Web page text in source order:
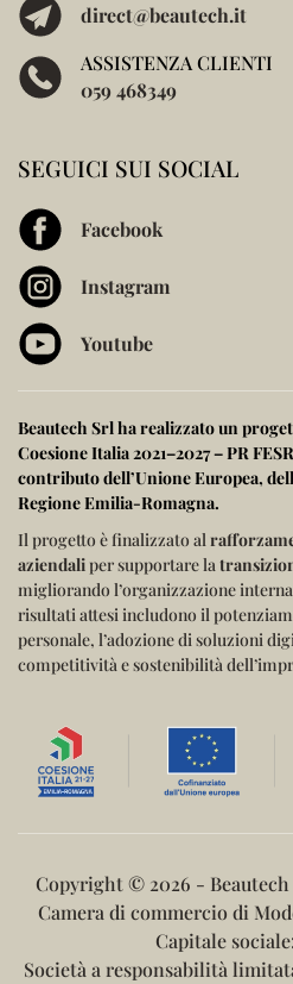
direct@beautech.it
ASSISTENZA CLIENTI
059 468349
SEGUICI SUI SOCIAL
Facebook
Instagram
Youtube
Beautech Srl ha realizzato un
Coesione Italia 2021–2027 – PR
contributo dell’Unione Europea,
Regione Emilia-Romagna.
Il progetto è finalizzato al
aziendaliper supportare la
migliorando l’organizzazione
risultati attesi includono il
personale, l’adozione di soluzioni
competitività e sostenibilità
Copyright © 2026 - Beautech
Camera di commercio di
Capitale
Società a responsabilità